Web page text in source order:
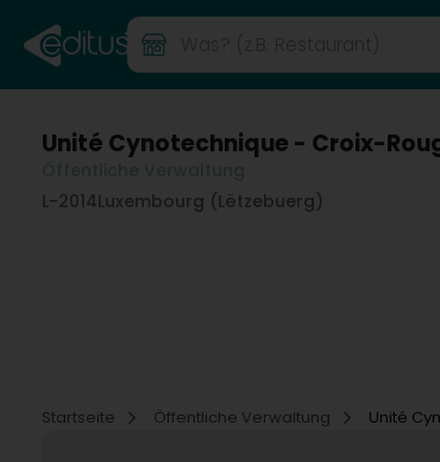
Unité Cynotechnique - Croix-
L-2014Luxembourg (Lëtzebuerg)
Startseite
Öffentliche Verwaltung Unité